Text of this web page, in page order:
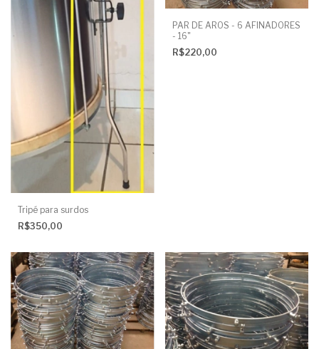
Tripé para surdos
R$350,00
PAR DE AROS - 6 AFINADORES
- 16"
R$220,00